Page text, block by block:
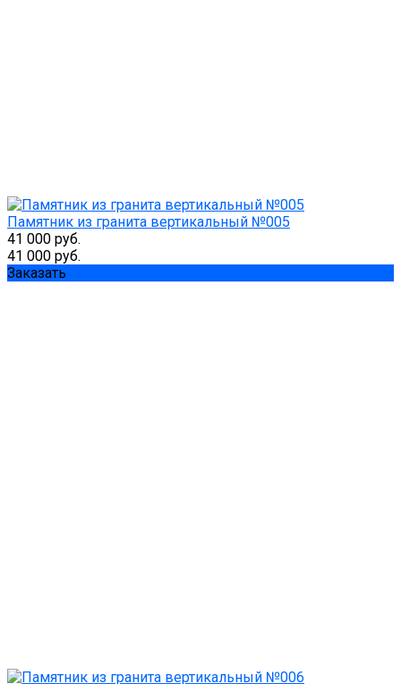
Памятник из гранита вертикальный №005
41 000 руб.
41 000 руб.
Заказать